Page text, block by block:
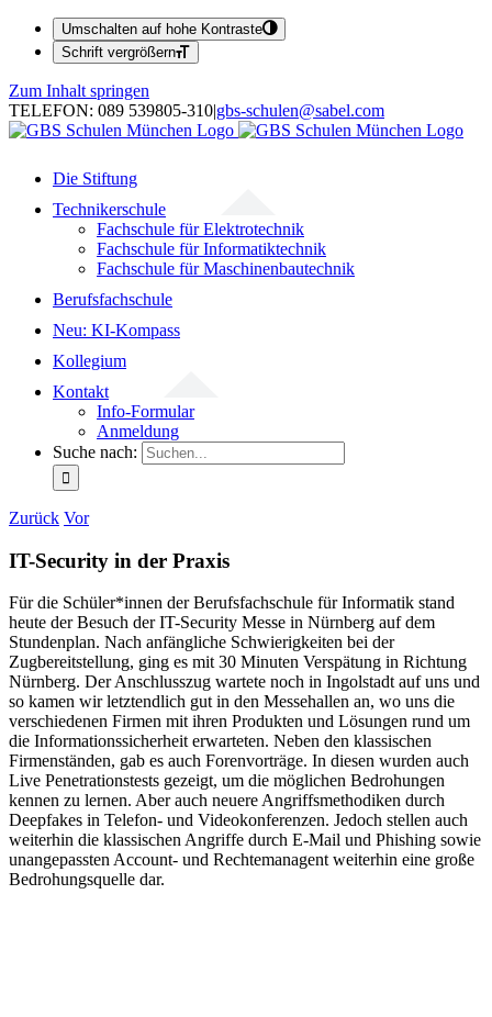
Umschalten auf hohe Kontraste
Schrift vergrößern
Zum Inhalt springen
TELEFON: 089 539805-310|gbs-schulen@sabel.com
Die Stiftung
Technikerschule
Fachschule für Elektrotechnik
Fachschule für Informatiktechnik
Fachschule für Maschinenbautechnik
Berufsfachschule
Neu: KI-Kompass
Kollegium
Kontakt
Info-Formular
Anmeldung
Suche nach:
Zurück Vor
IT-Security in der Praxis
Für die Schüler*innen der Berufsfachschule für Informatik stand
heute der Besuch der IT-Security Messe in Nürnberg auf dem
Stundenplan. Nach anfängliche Schwierigkeiten bei der
Zugbereitstellung, ging es mit 30 Minuten Verspätung in Richtung
Nürnberg. Der Anschlusszug wartete noch in Ingolstadt auf uns und
so kamen wir letztendlich gut in den Messehallen an, wo uns die
verschiedenen Firmen mit ihren Produkten und Lösungen rund um
die Informationssicherheit erwarteten. Neben den klassischen
Firmenständen, gab es auch Forenvorträge. In diesen wurden auch
Live Penetrationstests gezeigt, um die möglichen Bedrohungen
kennen zu lernen. Aber auch neuere Angriffsmethodiken durch
Deepfakes in Telefon- und Videokonferenzen. Jedoch stellen auch
weiterhin die klassischen Angriffe durch E-Mail und Phishing sowie
unangepassten Account- und Rechtemanagent weiterhin eine große
Bedrohungsquelle dar.